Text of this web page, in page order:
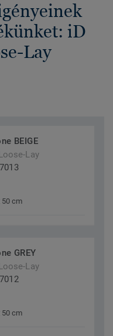
iD
Lay
BEIGE
Lay
50 cm
GREY
Lay
50 cm